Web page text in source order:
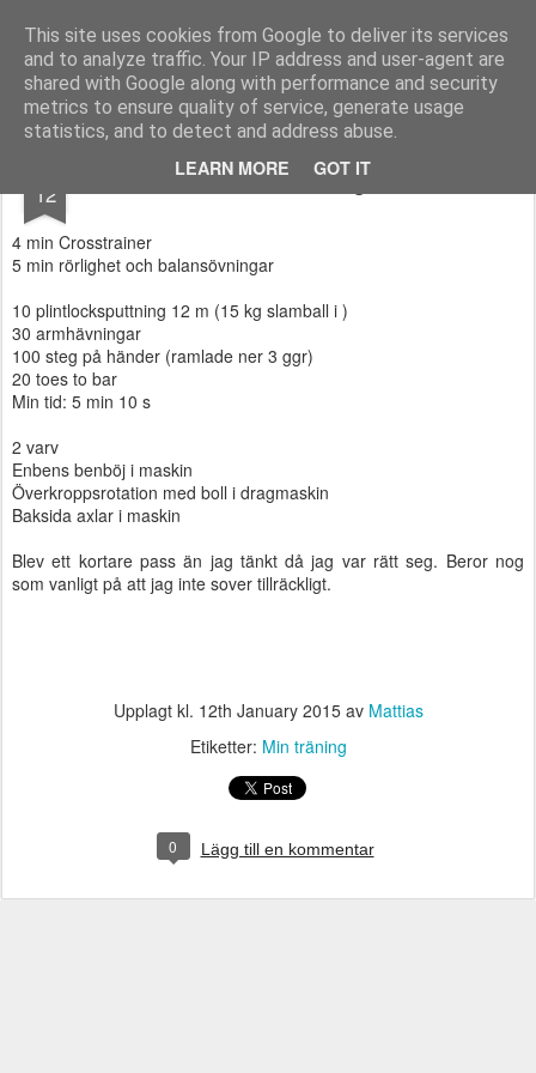
This site uses cookies from Google to deliver its services
and to analyze traffic. Your IP address and user-agent are
shared with Google along with performance and security
metrics to ensure quality of service, generate usage
statistics, and to detect and address abuse.
LEARN MORE GOT IT
Functional Fitness by Mattias - Träningsinspiration & träningsfilmer
Pages
12 Kvällsträning
4 min Crosstrainer
5 min rörlighet och balansövningar
10 plintlocksputtning 12 m (15 kg slamball i )
30 armhävningar
100 steg på händer (ramlade ner 3 ggr)
20 toes to bar
Min tid: 5 min 10 s
2 varv
Enbens benböj i maskin
Överkroppsrotation med boll i dragmaskin
Baksida axlar i maskin
Blev ett kortare pass än jag tänkt då jag var rätt seg. Beror nog
som vanligt på att jag inte sover tillräckligt.
Upplagt kl. 12th January 2015av Mattias
Etiketter: Min träning
0 Lägg till en kommentar